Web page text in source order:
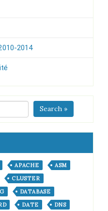
2014
Search »
APACHE
ASM
CLUSTER
DATABASE
DATE
DNS